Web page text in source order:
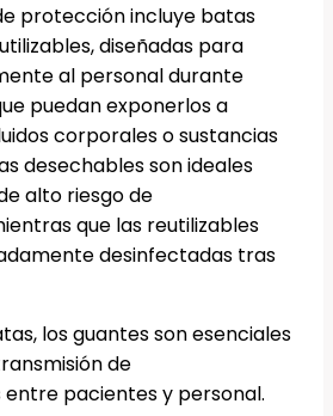
protección incluye batas
diseñadas para
al personal durante
puedan exponerlos a
corporales o sustancias
desechables son ideales
alto riesgo de
que las reutilizables
desinfectadas tras
los guantes son esenciales
de
pacientes y personal.